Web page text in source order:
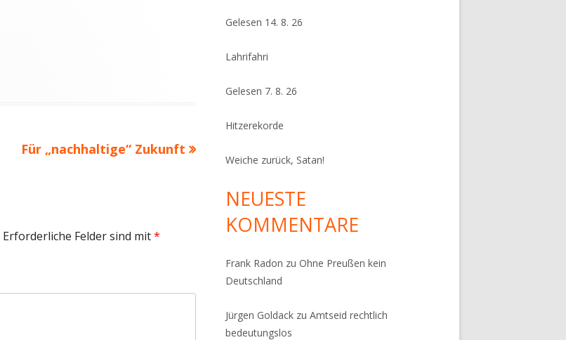
Nächster
Für „nachhaltige“ Zukunft
Erforderliche Felder sind mit*
Gelesen 14. 8. 26
Lahrifahri
Gelesen 7. 8. 26
Hitzerekorde
Weiche zurück, Satan!
NEUESTE
KOMMENTARE
Frank Radon zuOhne Preußen kein
Deutschland
Jürgen Goldack zuAmtseid rechtlich
bedeutungslos